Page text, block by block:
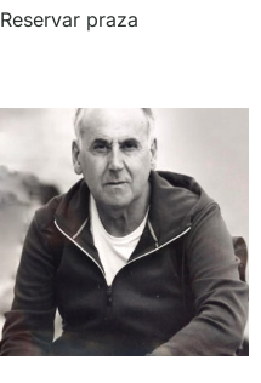
Reservar praza